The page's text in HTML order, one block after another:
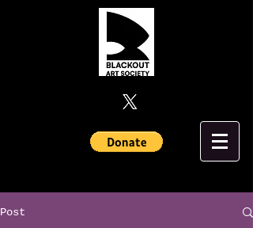
Post